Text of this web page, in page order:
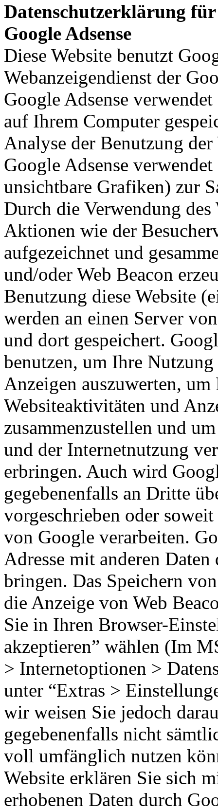
Datenschutzerklärung für
Google Adsense
Diese Website benutzt
Webanzeigendienst der
Google Adsense
auf Ihrem Computer
Analyse der Benutzung
Google Adsense
unsichtbare Grafiken) zur
Durch die Verwendung
Aktionen wie der
aufgezeichnet und
und/oder Web Beacon
Benutzung diese Website
werden an einen Server
und dort gespeichert.
benutzen, um Ihre
Anzeigen auszuwerten, um
Websiteaktivitäten und
zusammenzustellen und
und der Internetnutzung
erbringen. Auch wird
gegebenenfalls an Dritte
vorgeschrieben oder
von Google verarbeiten.
Adresse mit anderen
bringen. Das Speichern
die Anzeige von Web
Sie in Ihren Browser-
akzeptieren” wählen (Im
> Internetoptionen >
unter “Extras >
wir weisen Sie jedoch
gegebenenfalls nicht
voll umfänglich nutzen
Website erklären Sie sich
erhobenen Daten durch